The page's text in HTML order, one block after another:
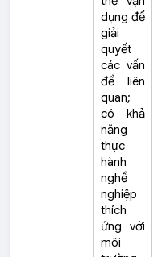
dụng để
giải
quyết
các vấn
đề liên
quan;
có khả
năng
thực
hành
nghề
nghiệp
thích
ứng với
môi